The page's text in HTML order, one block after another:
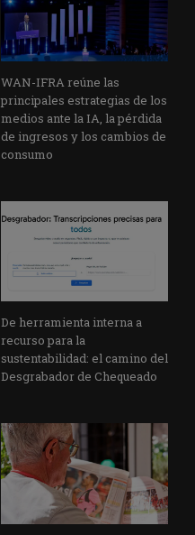
WAN-IFRA reúne las
principales estrategias de los
medios ante la IA, la pérdida
de ingresos y los cambios de
consumo
De herramienta interna a
recurso para la
sustentabilidad: el camino del
Desgrabador de Chequeado